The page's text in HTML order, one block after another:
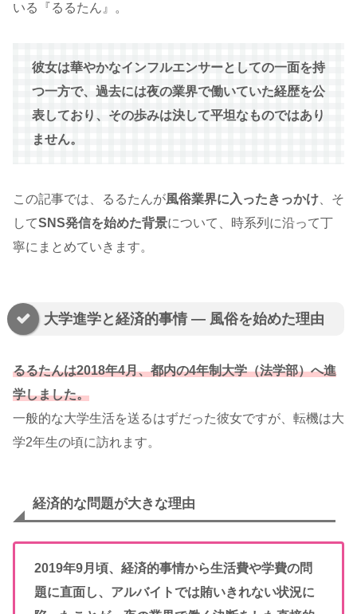
いる『るるたん』。
彼女は華やかなインフルエンサーとしての一面を持
つ一方で、過去には夜の業界で働いていた経歴を公
表しており、その歩みは決して平坦なものではあり
ません。
この記事では、るるたんが風俗業界に入ったきっかけ 、そ
してSNS発信を始めた背景について、時系列に沿って丁
寧にまとめていきます。
大学進学と経済的事情 ― 風俗を始めた理由
るるたんは2018年4月、都内の4年制大学（法学部）へ進
学しました。
一般的な大学生活を送るはずだった彼女ですが、転機は大
学2年生の頃に訪れます。
経済的な問題が大きな理由
2019年9月頃、経済的事情から生活費や学費の問
題に直面し、アルバイトでは賄いきれない状況に